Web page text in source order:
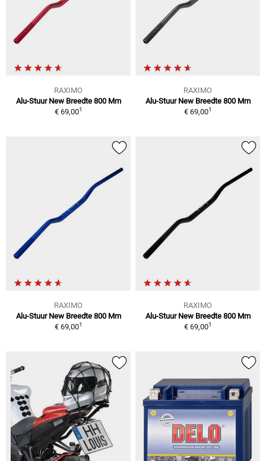
RAXIMO
Alu-Stuur New Breedte 800 Mm
€ 69,001
RAXIMO
Alu-Stuur New Breedte 800 Mm
€ 69,001
RAXIMO
Alu-Stuur New Breedte 800 Mm
€ 69,001
RAXIMO
Alu-Stuur New Breedte 800 Mm
€ 69,001